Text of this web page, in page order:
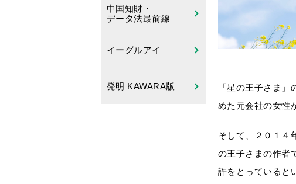
中国知財・
データ法最前線
イーグルアイ
発明 KAWARA版
「星の王子さま
めた元会社の女性
そして、２０１４
の王子さまの作者
許をとっていると